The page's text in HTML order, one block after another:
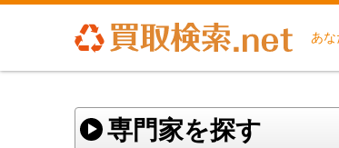
あ
専門家を探す